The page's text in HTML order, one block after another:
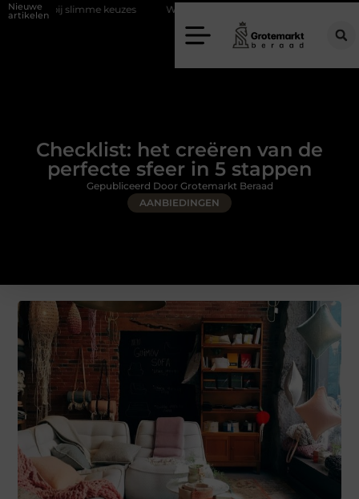
Nieuwe
artikelen
keuzes Waarom kiezen voor een rijschool in Utrecht?
Checklist: het creëren van de
perfecte sfeer in 5 stappen
AANBIEDINGEN
Gepubliceerd Door Grotemarkt Beraad